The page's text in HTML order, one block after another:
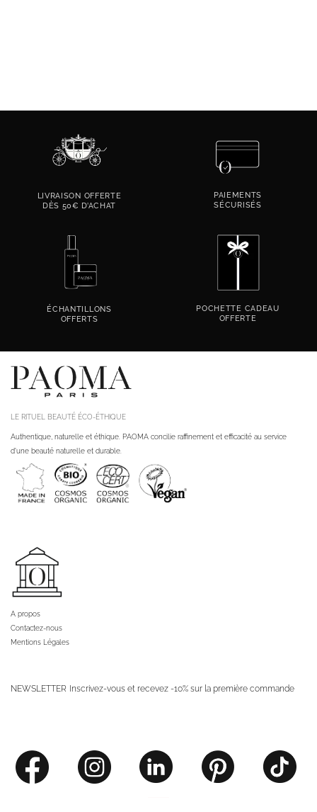
LIVRAISON OFFERTE
DÈS 50€ D’ACHAT
PAIEMENTS
SÉCURISÉS
ÉCHANTILLONS
OFFERTS
POCHETTE CADEAU
OFFERTE
LE RITUEL BEAUTÉ ÉCO-ÉTHIQUE
Authentique, naturelle et éthique. PAOMA concilie raffinement et efficacité au service
d'une beauté naturelle et durable.
A propos
Contactez-nous
Mentions Légales
NEWSLETTER Inscrivez-vous et recevez -10% sur la première commande